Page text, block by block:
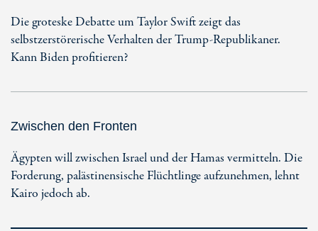
Die groteske Debatte um Taylor Swift zeigt das
selbstzerstörerische Verhalten der Trump-Republikaner.
Kann Biden profitieren?
Zwischen den Fronten
Ägypten will zwischen Israel und der Hamas vermitteln. Die
Forderung, palästinensische Flüchtlinge aufzunehmen, lehnt
Kairo jedoch ab.